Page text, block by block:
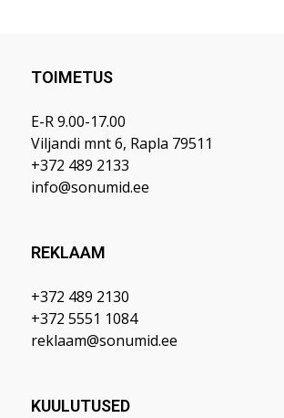
TOIMETUS
E-R 9.00-17.00
Viljandi mnt 6, Rapla 79511
+372 489 2133
info@sonumid.ee
REKLAAM
+372 489 2130
+372 5551 1084
reklaam@sonumid.ee
KUULUTUSED